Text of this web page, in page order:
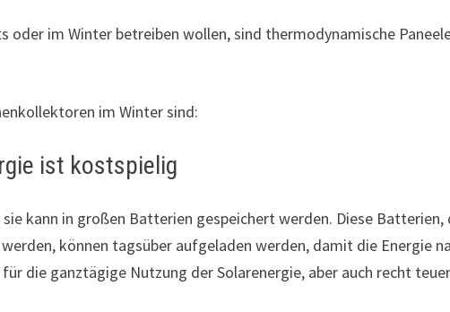
oder im Winter betreiben wollen, sind thermodynamische
im Winter sind:
ist kostspielig
kann in großen Batterien gespeichert werden. Diese Batterien,
können tagsüber aufgeladen werden, damit die Energie
die ganztägige Nutzung der Solarenergie, aber auch recht